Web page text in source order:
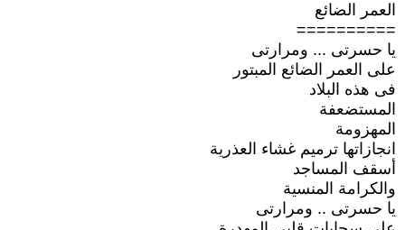
العمر الضائع
==========
يا حسرتى ... ومرارتى
على العمر الضائع المبتور
فى هذه البلاد
المستضعفة
المهزومة
انجازاتها ترميم غشاء العذرية
أسقف المساجد
والكرامة المنسية
يا حسرتى .. ومرارتى